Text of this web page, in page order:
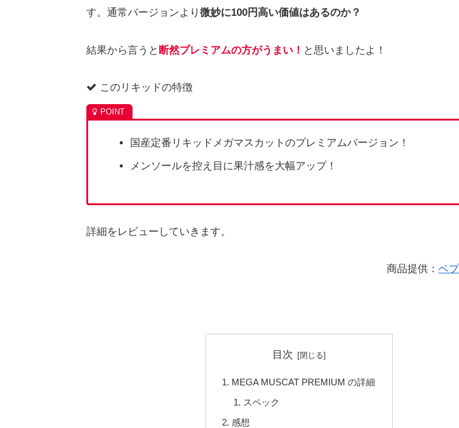
す。通常バージョンより 微妙に100円高い価値はあるのか？
結果から言うと 断然プレミアムの方がうまい！ と思いましたよ！
このリキッドの特徴
国産定番リキッドメガマスカットのプレミアムバージョン！
メンソールを控え目に果汁感を大幅アップ！
詳細をレビューしていきます。
商品提供： ベ
目次
MEGA MUSCAT PREMIUM の詳細
スペック
感想